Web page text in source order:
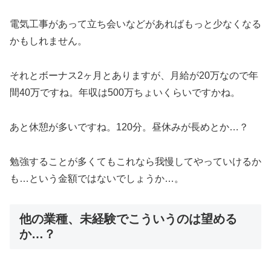
電気工事があって立ち会いなどがあればもっと少なくなる
かもしれません。
それとボーナス2ヶ月とありますが、月給が20万なので年
間40万ですね。年収は500万ちょいくらいですかね。
あと休憩が多いですね。120分。昼休みが長めとか…？
勉強することが多くてもこれなら我慢してやっていけるか
も…という金額ではないでしょうか…。
他の業種、未経験でこういうのは望める
か…？